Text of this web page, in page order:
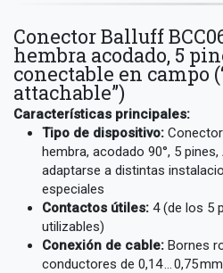
Conector Balluff
hembra acodado, 5
conectable en campo
attachable”)
Características principales:
Tipo de dispositivo:
hembra, acodado 90°, 5
adaptarse a distintas
especiales
Contactos útiles: 4 (de los 5
utilizables)
Conexión de cable: Bornes
conductores de 0,14 … 0,75 mm